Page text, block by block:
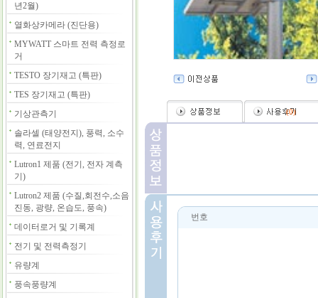
년2월)
열화상카메라 (진단용)
MYWATT 스마트 전력 측정로
거
TESTO 장기재고 (특판)
TES 장기재고 (특판)
기상관측기
솔라셀 (태양전지), 풍력, 소수
력, 연료전지
Lutron1 제품 (전기, 전자 계측
기)
Lutron2 제품 (수질,회전수,소음
진동, 광량, 온습도, 풍속)
데이터로거 및 기록계
전기 및 전력측정기
유량계
풍속풍량계
(0)
번호